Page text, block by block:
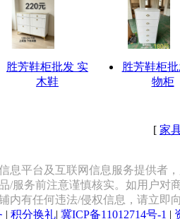
胜芳鞋柜批发 实
木鞋
胜芳鞋柜
物柜
[ 家
息平台及互联网信息服务提供者
/服务前注意谨慎核实。如用户
内有任何违法/侵权信息，请立即
| 积分换礼| 冀ICP备11012714号-1 |